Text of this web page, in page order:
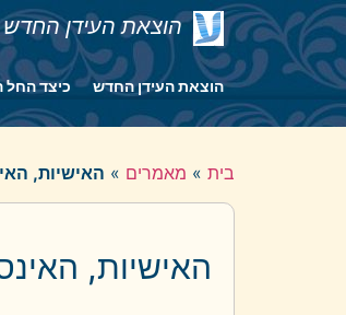
הוצאת העידן החדש
הוצאת העידן החדש כיצד החל
בית » מאמרים » האישיות,
האישיות,